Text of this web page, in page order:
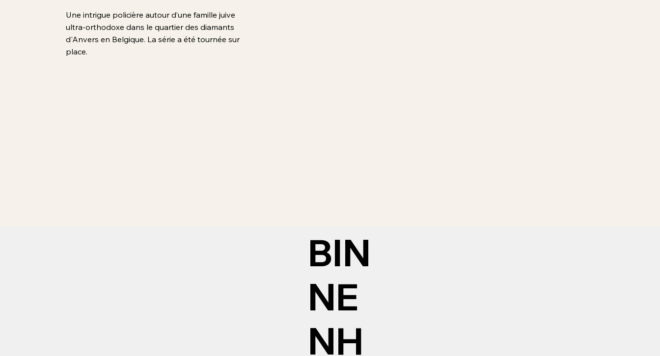
Une intrigue policière autour d’une famille juive
ultra-orthodoxe dans le quartier des diamants
d'Anvers en Belgique. La série a été tournée sur
place.
BIN
NE
NH